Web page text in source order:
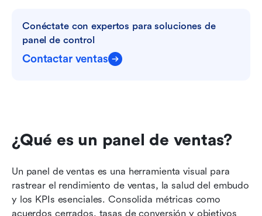
Conéctate con expertos para soluciones de
panel de control
Contactar ventas
¿Qué es un panel de ventas?
Un panel de ventas es una herramienta visual para
rastrear el rendimiento de ventas, la salud del embudo
y los KPIs esenciales. Consolida métricas como
acuerdos cerrados, tasas de conversión y objetivos